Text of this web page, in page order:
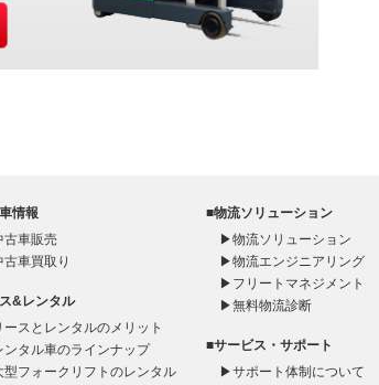
情報
古車販売
古車買取り
&レンタル
ースとレンタルのメリット
ンタル車のラインナップ
型フォークリフトのレンタル
■物流ソリューション
▶物流ソリューション
▶物流エンジニアリング
▶ フリートマネジメント
▶無料物流診断
■サービス・サポート
▶サポート体制について